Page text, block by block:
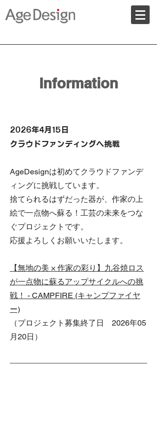
Information
2026年4月15日
クラウドファンディングへ挑戦
AgeDesignは初めてクラウドファンデ
ィングに挑戦しています。
捨てられるはずだった器が、作家の上
絵で一点物へ蘇る！工芸の未来をつな
ぐプロジェクトです。
応援よろしくお願いいたします。
【無地の美 × 作家の彩り】九谷焼ロス
が一点物に蘇るアップサイクルへの挑
戦！ - CAMPFIRE (キャンプファイヤ
ー)
（プロジェクト募集終了日 2026年05
月20日）